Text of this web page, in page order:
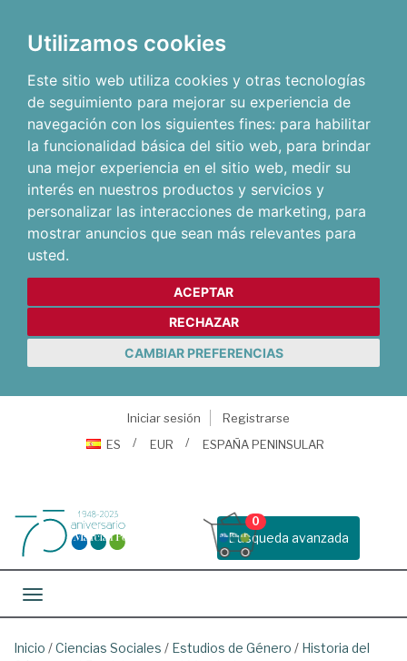
Utilizamos cookies
Este sitio web utiliza cookies y otras tecnologías
de seguimiento para mejorar su experiencia de
navegación con los siguientes fines: para habilitar
la funcionalidad básica del sitio web, para brindar
una mejor experiencia en el sitio web, medir su
interés en nuestros productos y servicios y
personalizar las interacciones de marketing, para
mostrar anuncios que sean más relevantes para
usted.
ACEPTAR
RECHAZAR
CAMBIAR PREFERENCIAS
Iniciar sesión
Registrarse
ES
EUR ESPAÑA PENINSULAR
Busqueda avanzada
0
Toggle navigation
Inicio /Ciencias Sociales / Estudios de Género / Historia del